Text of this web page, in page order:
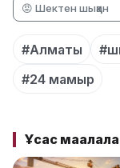
😡 Шектен шыққан
#Алматы
#24 мамыр
Ұқсас